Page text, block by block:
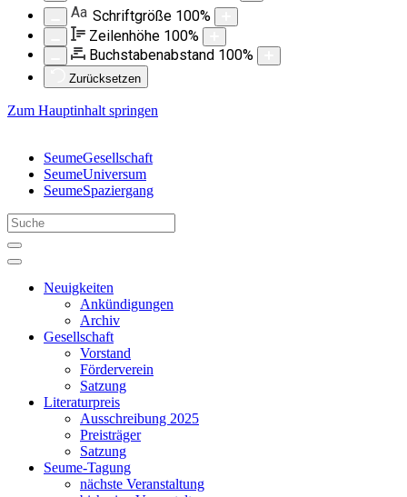
Aa Schriftgröße 100%
Zeilenhöhe 100%
Buchstabenabstand 100%
Zurücksetzen
Zum Hauptinhalt springen
SeumeGesellschaft
SeumeUniversum
SeumeSpaziergang
Neuigkeiten
Ankündigungen
Archiv
Gesellschaft
Vorstand
Förderverein
Satzung
Literaturpreis
Ausschreibung 2025
Preisträger
Satzung
Seume-Tagung
nächste Veranstaltung